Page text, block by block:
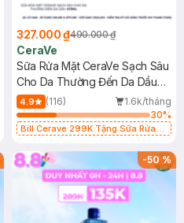
327.000 ₫490.000 ₫
CeraVe
Sữa Rửa Mặt CeraVe Sạch Sâu
Cho Da Thường Đến Da Dầu
473ml
4.9 (116)
1.6k/tháng
30%
Bill Cerave 299K Tặng Sữa Rửa
-50%